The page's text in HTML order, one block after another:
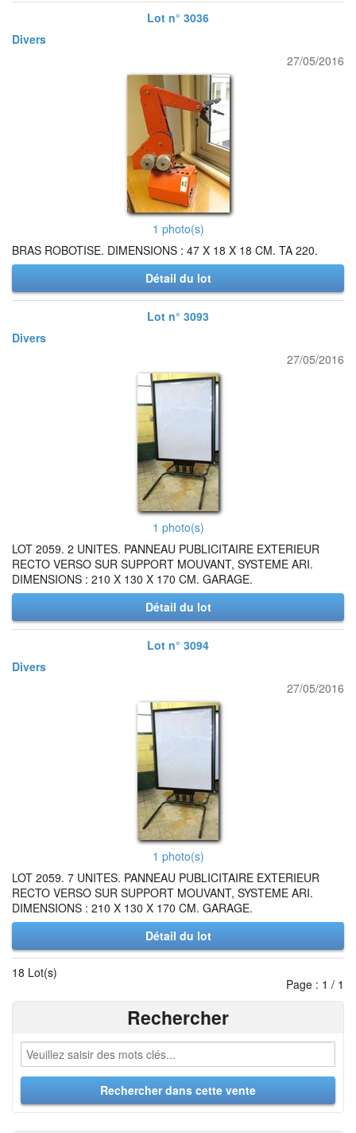
Lot n° 3036
Divers
27/05/2016
1 photo(s)
BRAS ROBOTISE. DIMENSIONS : 47 X 18 X 18 CM. TA 220.
Détail du lot
Lot n° 3093
Divers
27/05/2016
1 photo(s)
LOT 2059. 2 UNITES. PANNEAU PUBLICITAIRE EXTERIEUR
RECTO VERSO SUR SUPPORT MOUVANT, SYSTEME ARI.
DIMENSIONS : 210 X 130 X 170 CM. GARAGE.
Détail du lot
Lot n° 3094
Divers
27/05/2016
1 photo(s)
LOT 2059. 7 UNITES. PANNEAU PUBLICITAIRE EXTERIEUR
RECTO VERSO SUR SUPPORT MOUVANT, SYSTEME ARI.
DIMENSIONS : 210 X 130 X 170 CM. GARAGE.
Détail du lot
18 Lot(s)
Page : 1 / 1
Rechercher